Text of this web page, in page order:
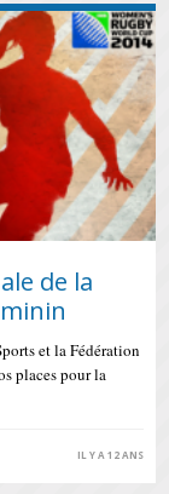
de la
et la Fédération
places pour la
IL Y A 12 ANS